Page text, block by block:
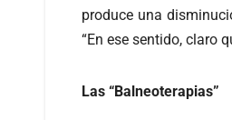
produce una
“En ese sentido, claro
Las “Balneoterapias”